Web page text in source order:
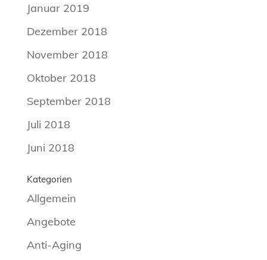
Januar 2019
Dezember 2018
November 2018
Oktober 2018
September 2018
Juli 2018
Juni 2018
Kategorien
Allgemein
Angebote
Anti-Aging